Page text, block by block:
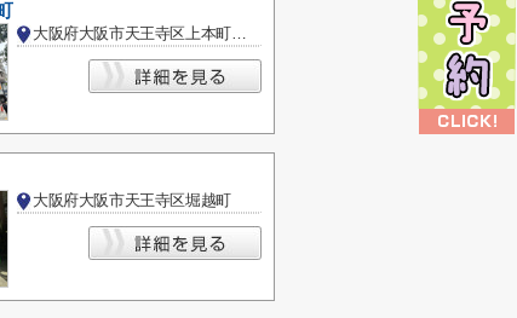
大阪府大阪市天王寺区上本町６丁目
大阪府大阪市天王寺区堀越町